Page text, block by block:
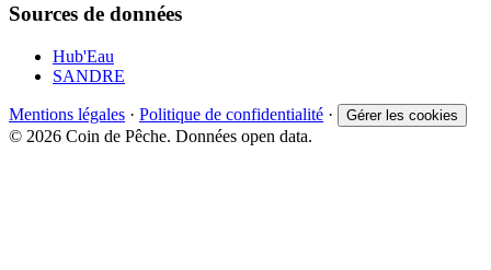
Sources de données
Hub'Eau
SANDRE
Mentions légales · Politique de confidentialité · Gérer les cookies
© 2026 Coin de Pêche. Données open data.